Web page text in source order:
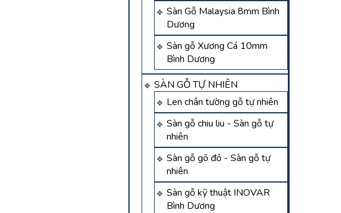
Sàn Gỗ Malaysia 8mm Bình
Dương
Sàn gỗ Xương Cá 10mm
Bình Dương
SÀN GỖ TỰ NHIÊN
Len chân tường gỗ tự nhiên
Sàn gỗ chiu liu - Sàn gỗ tự
nhiên
Sàn gỗ gõ đỏ - Sàn gỗ tự
nhiên
Sàn gỗ kỹ thuật INOVAR
Bình Dương